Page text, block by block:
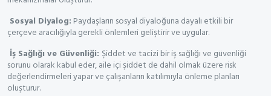
Sosyal Diyalog: Paydaşların sosyal diyaloğuna dayalı etkili bir
çerçeve aracılığıyla gerekli önlemleri geliştirir ve uygular.
İş Sağlığı ve Güvenliği: Şiddet ve tacizi bir iş sağlığı ve güvenliği
sorunu olarak kabul eder, aile içi şiddet de dahil olmak üzere risk
değerlendirmeleri yapar ve çalışanların katılımıyla önleme planları
oluşturur.